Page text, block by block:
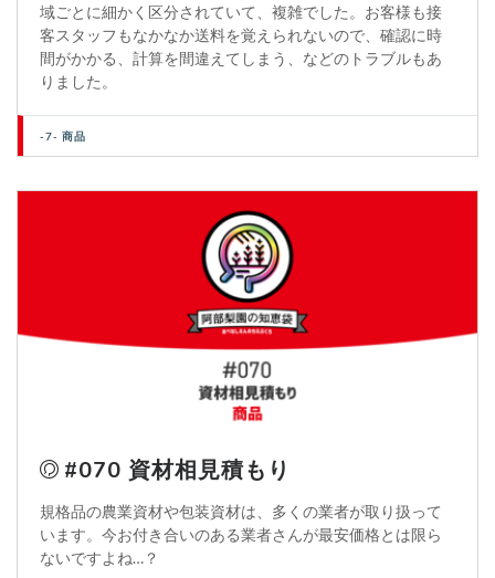
域ごとに細かく区分されていて、複雑でした。お客様も接
客スタッフもなかなか送料を覚えられないので、確認に時
間がかかる、計算を間違えてしまう、などのトラブルもあ
りました。
-7- 商品
#070 資材相見積もり
規格品の農業資材や包装資材は、多くの業者が取り扱って
います。今お付き合いのある業者さんが最安価格とは限ら
ないですよね…？